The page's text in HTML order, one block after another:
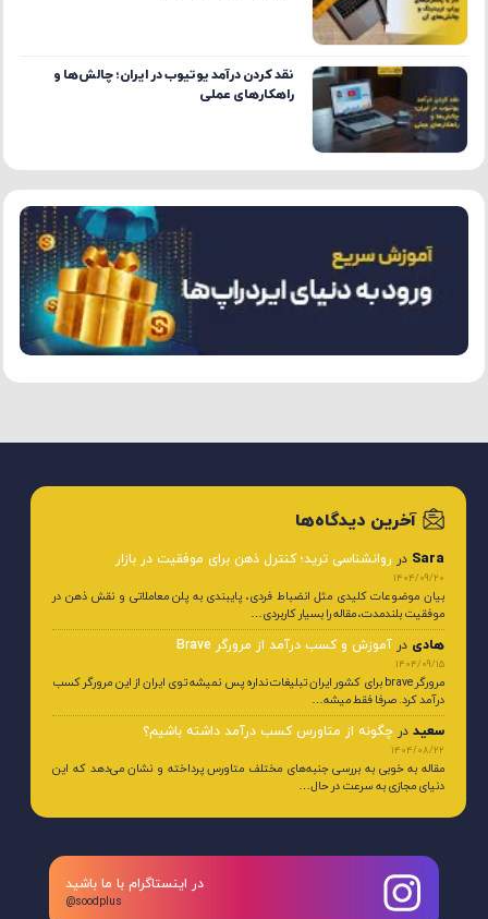
نقد کردن درآمد یوتیوب در ایران؛ چالش‌ها و
راهکارهای عملی
آخرین دیدگاه‌ها
Sara در روانشناسی ترید؛ کنترل ذهن برای موفقیت در بازار
1404/09/20
بیان موضوعات کلیدی مثل انضباط فردی، پایبندی به پلن معاملاتی و نقش ذهن در
موفقیت بلندمدت، مقاله را بسیار کاربردی…
هادی در آموزش و کسب درآمد از مرورگر Brave
1404/09/15
مرورگر brave برای کشور ایران تبلیغات نداره پس نمیشه توی ایران از این مرورگر کسب
درآمد کرد. صرفا فقط میشه…
سعید در چگونه از متاورس کسب درآمد داشته باشیم؟
1404/08/22
مقاله به خوبی به بررسی جنبه‌های مختلف متاورس پرداخته و نشان می‌دهد که این
دنیای مجازی به سرعت در حال…
در اینستاگرام با ما باشید
@soodplus